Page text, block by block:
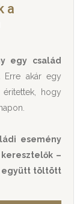
a
egy család
Erre akár egy
hogy
esemény
–
együtt töltött